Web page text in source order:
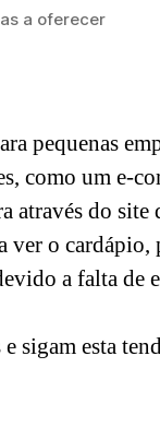
a oferecer
pequenas
como um e-
do
o
a falta de
sigam esta